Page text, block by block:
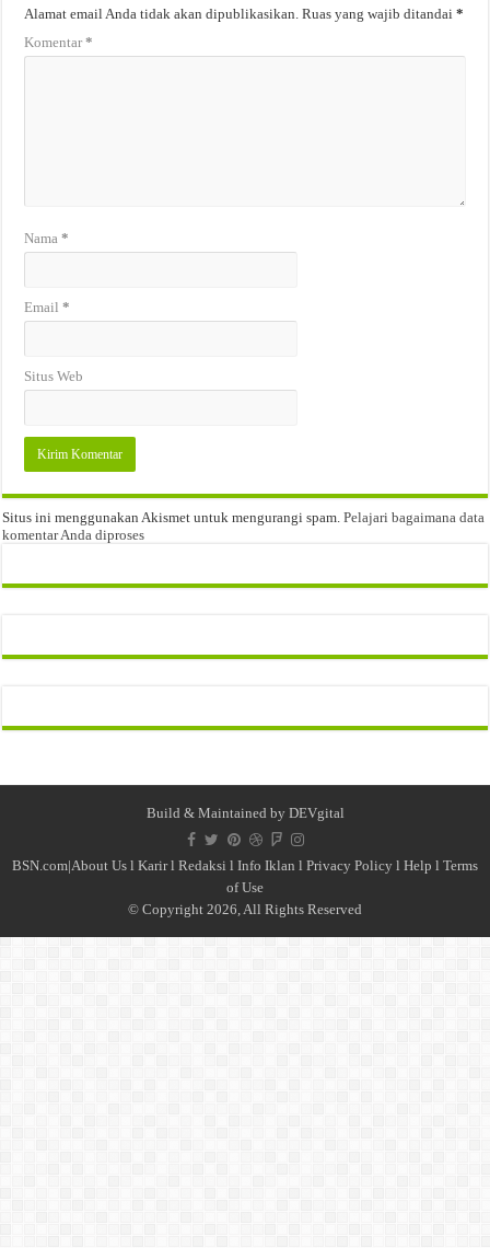
Alamat email Anda tidak akan dipublikasikan. Ruas yang wajib ditandai*
Komentar*
Nama*
Email*
Situs Web
Situs ini menggunakan Akismet untuk mengurangi spam.Pelajari bagaimana data
komentar Anda diproses
Build & Maintained by DEVgital
BSN.com|About Us l Karirl Redaksi l Info Iklan l Privacy Policy l Help l Terms
of Use
© Copyright 2026, All Rights Reserved